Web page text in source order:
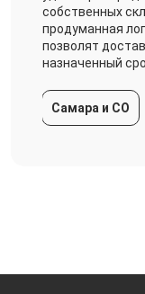
собственных
продуманная
позволят
назначенный
и СО